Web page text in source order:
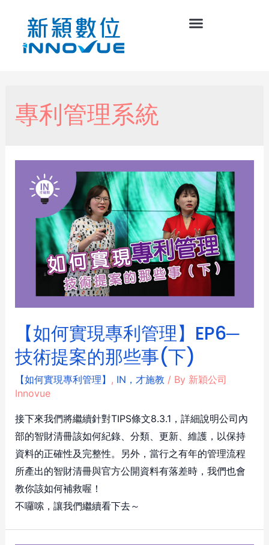
專利管理系統
【如何實現專利管理】EP6─
技術提案的那些事(下)
【如何實現專利管理】 , IN，才施教 / By 新穎公司
Innovue
接下來我們將繼續針對TIPS條文8.3.1，詳細說明公司內
部的智財清冊該如何紀錄、分類、更新、維護，以保持
資料的正確性及完整性。另外，當行之有年的管理流程
所產出的智財清冊與官方公開資料有落差時，我們也會
教你該如何補救喔！
不囉嗦，讓我們繼續看下去～